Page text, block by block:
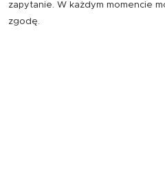
zapytanie. W każdym momencie
zgodę.